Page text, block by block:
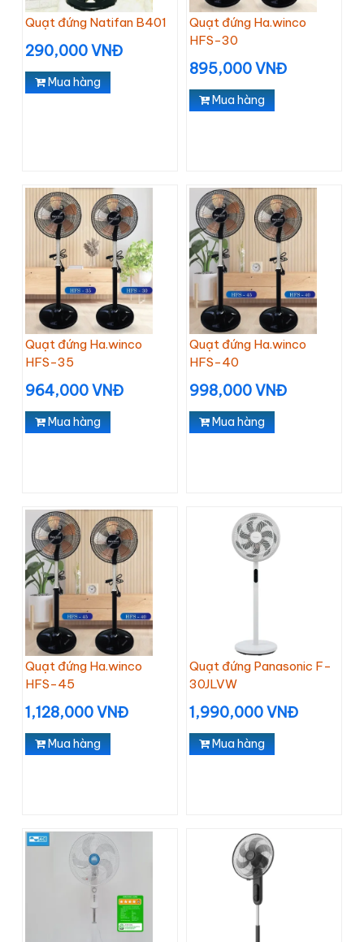
Quạt đứng Natifan B401
290,000 VNĐ
Mua hàng
Quạt đứng Ha.winco
HFS-30
895,000 VNĐ
Mua hàng
Quạt đứng Ha.winco
HFS-35
964,000 VNĐ
Mua hàng
Quạt đứng Ha.winco
HFS-40
998,000 VNĐ
Mua hàng
Quạt đứng Ha.winco
HFS-45
1,128,000 VNĐ
Mua hàng
Quạt đứng Panasonic F-
30JLVW
1,990,000 VNĐ
Mua hàng